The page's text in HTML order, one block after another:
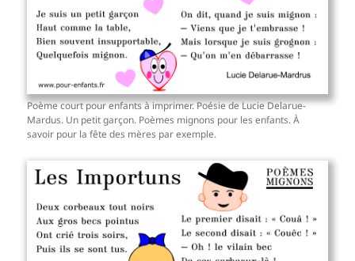
Poème court pour enfants à imprimer. Poésie de Lucie Delarue-
Mardus. Un petit garçon. Poèmes mignons pour les enfants. À
savoir pour la fête des mères par exemple.